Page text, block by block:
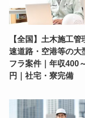
【全国】土木施工管
速道路・空港等の大
フラ案件｜年収400
円｜社宅・寮完備